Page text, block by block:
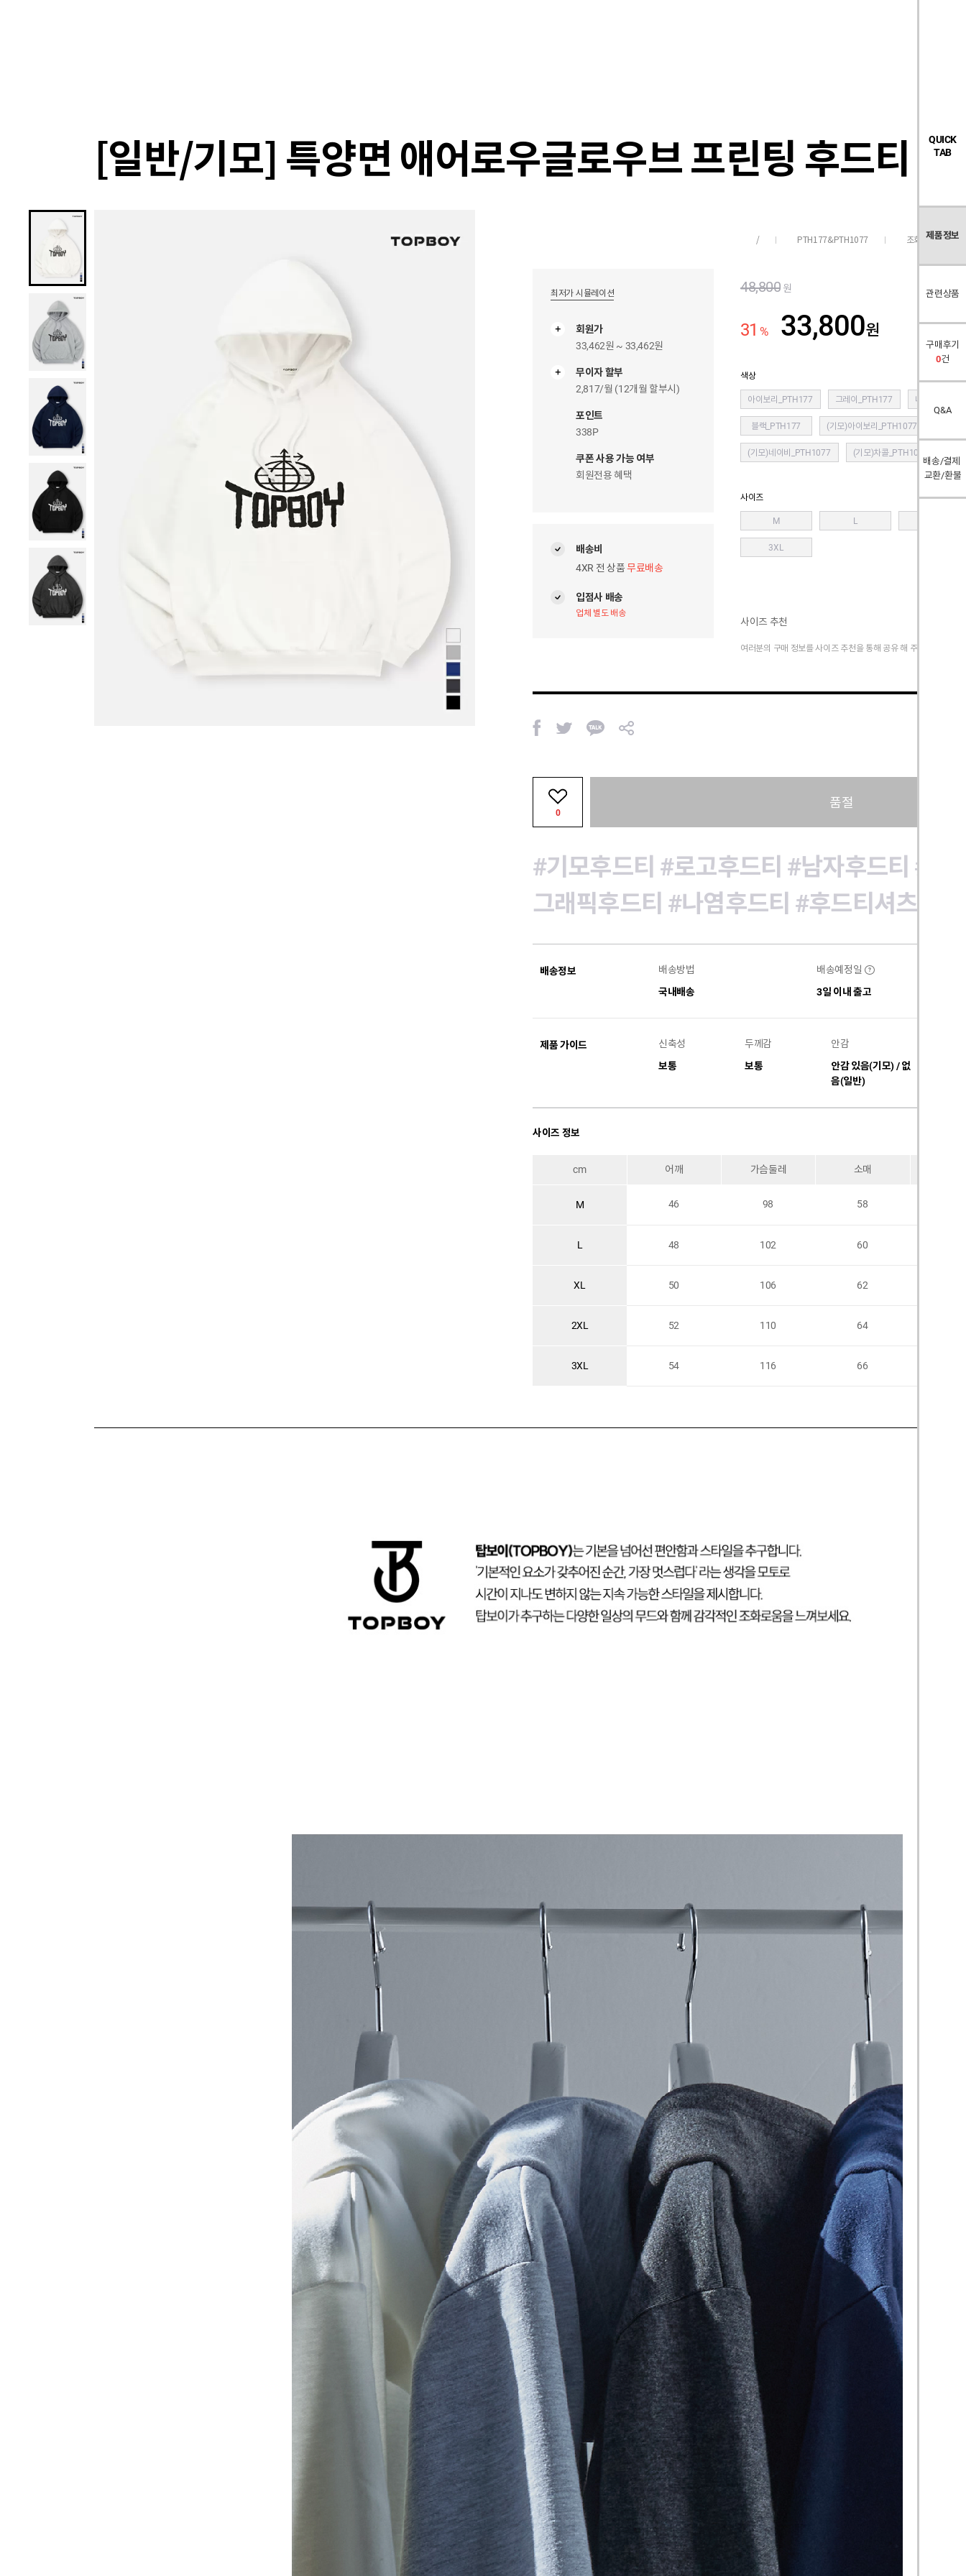
QUICK
TAB
제품정보
관련상품
구매후기
0건
Q&A
배송/결제
교환/환불
[일반/기모] 특양면 애어로우글로우브 프린팅 후드티
/ PTH177&PTH1077 조회수196
최저가 시뮬레이션
회원가
33,462원 ~ 33,462원
무
무이자 할부
2,817/월 (12개월 할부시)
포인트
338P
쿠폰 사용 가능 여부
회원전용 혜택
배송비
4XR 전 상품무료배송
입점사 배송
업체 별도 배송
48,800 원
31 % 33,800원
색상
아이보리_PTH177 그레이_PTH177 네이비
블랙_PTH177 (기모)아이보리_PTH1077
(기모)네이비_PTH1077 (기모)차콜_PTH1077
사이즈
M L
3XL
사이즈 추천
여러분의 구매 정보를 사이즈 추천을 통해 공유 해 주세요.
페
이
트
위
카
카
공
유
품절
0
#기모후드티 #로고후드티 #남자후드티 #빅
그래픽후드티 #나염후드티 #후드티셔츠
배송정보
배송방법
국내배송
배송예정일 ?
3일 이내 출고
제품 가이드
신축성
보통
두께감
보통
안감
안감 있음(기모) / 없
음(일반)
사이즈 정보
cm 어깨 가슴둘레 소매
M 46 98 58
L 48 102 60
XL 50 106 62
2XL 52 110 64
3XL 54 116 66